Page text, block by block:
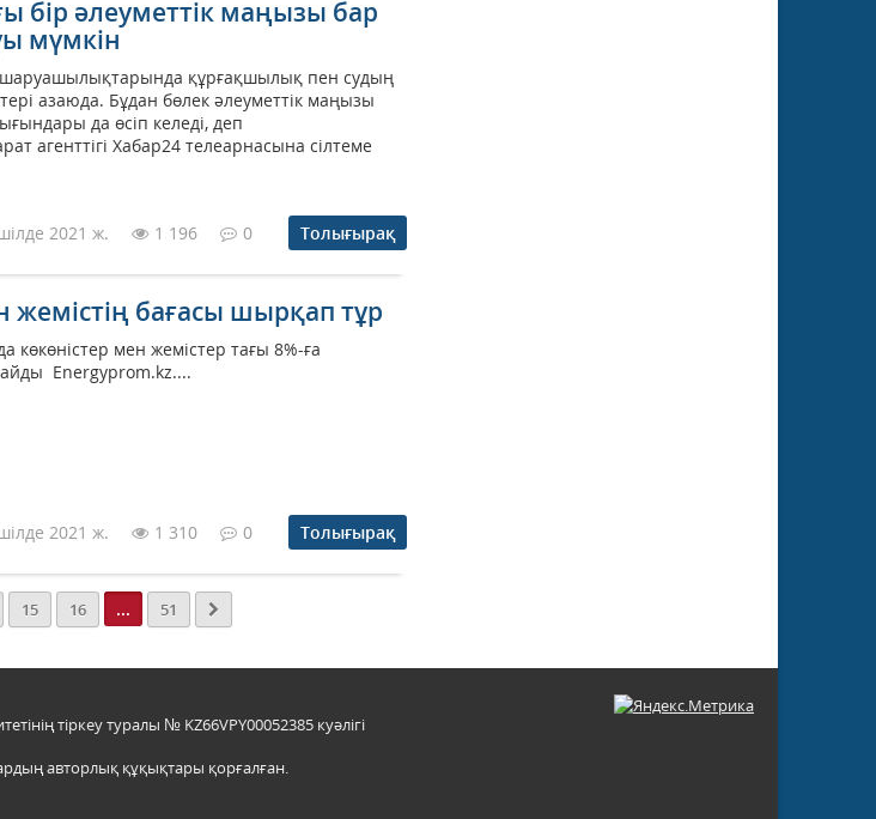
бір әлеуметтік маңызы бар
мүмкін
құрғақшылық пен судың
азаюда. Бұдан бөлек әлеуметтік маңызы
да өсіп келеді, деп
агенттігі Хабар24 телеарнасына сілтеме
2021 ж. 1 196 0 Толығырақ
жемістің бағасы шырқап тұр
көкөністер мен жемістер тағы 8%-ға
Еnergyprom.kz....
2021 ж. 1 310 0 Толығырақ
15 16 ... 51
тіркеу туралы № KZ66VPY00052385 куәлігі
авторлық құқықтары қорғалған.